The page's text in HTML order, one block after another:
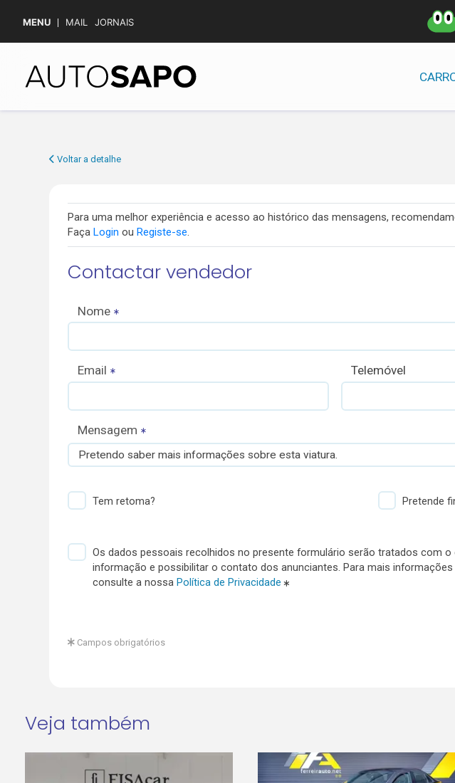
MENU MAIL JORNAIS
Voltar a detalhe
Para uma melhor experiência e acesso ao histórico das mensagens,
Faça Login ou Registe-se.
Contactar vendedor
Nome
Email Telemóvel
Mensagem
Pretendo saber mais informações sobre esta viatura.
Tem retoma? Pretende
Os dados pessoais recolhidos no presente formulário serão tratados com
informação e possibilitar o contato dos anunciantes. Para mais
consulte a nossa Política de Privacidade
Campos obrigatórios
Veja também